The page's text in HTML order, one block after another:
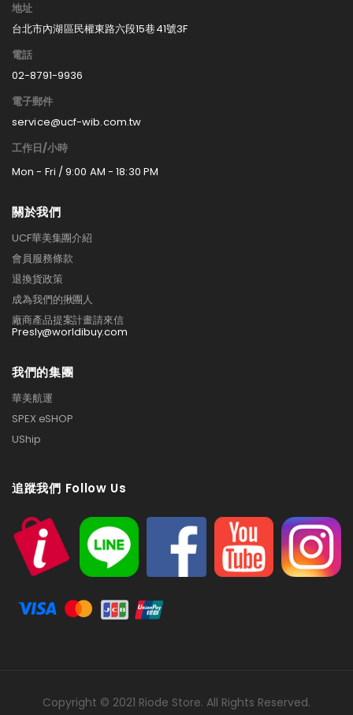
地址
台北市內湖區民權東路六段15巷41號3F
電話
02-8791-9936
電子郵件
service@ucf-wib.com.tw
工作日/小時
Mon - Fri / 9:00 AM - 18:30 PM
關於我們
UCF華美集團介紹
會員服務條款
退換貨政策
成為我們的揪團人
廠商產品提案計畫請來信
Presly@worldibuy.com
我們的集團
華美航運
SPEX eSHOP
UShip
追蹤我們 Follow Us
Copyright © 2021 Riode Store. All Rights Reserved.